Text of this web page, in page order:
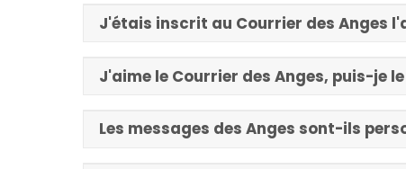
J'étais inscrit au Courrier des Anges
J'aime le Courrier des Anges, puis-je
Les messages des Anges sont-ils